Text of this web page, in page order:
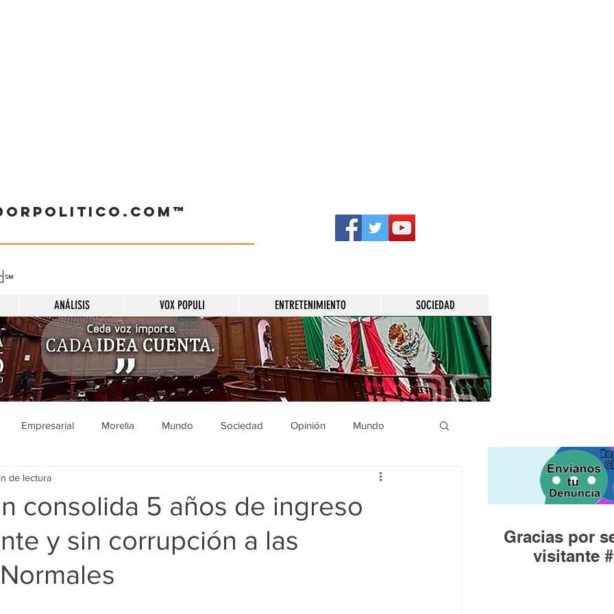
℠
ANÁLISIS VOX POPULI ENTRETENIMIENTO SOCIEDAD
Empresarial Morelia Mundo Sociedad Opinión Mundo
Municipios
Salud Gobierno Guanajuato Zamora
consolida 5 años de ingreso
y sin corrupción a las
de lectura
Gracias por
visitante #